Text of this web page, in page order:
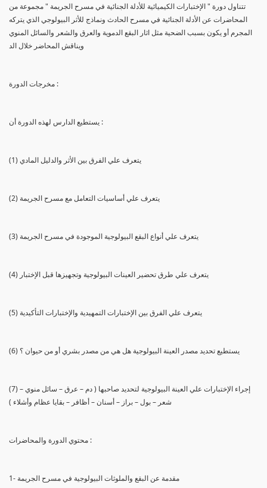
تتناول دورة " الإختبارات الكيميائية للأدلة الجنائية في مسرح الجريمة " مجموعة من
المحاضرات عن الأدلة الجنائية في مسرح الحادث ونماذج للأثر البيولوجي الذي يتركه
المجرم أو يكون بسبب الضحية مثل اثار البقع الدموية والعرق والشعر والسائل المنوي
ويناقش المحاضر خلال الد
مخرجات الدورة :
يستطيع الدارس لهذه الدورة أن :
(1) يتعرف علي الفرق بين الأثر والدليل المادي
(2) يتعرف علي أساسيات التعامل مع مسرح الجريمة
(3) يتعرف علي أنواع البقع البيولوجية الموجودة في مسرح الجريمة
(4) يتعرف علي طرق تحضير العينات البيولوجية وتجهيزها قبل الإختبار
(5) يتعرف علي الفرق بين الإختبارات التمهيدية والإختبارات التأكيدية
(6) يستطيع تحديد مصدر العينة البيولوجية هل هي من مصدر بشري أو من حيوان ؟
(7) إجراء الإختبارات علي العينة البيولوجية لتحديد صاحبها ( دم – عرق – سائل منوي –
شعر – بول – براز – أسنان – أظافر – بقايا عظام وأشلاء )
محتوي الدورة والمحاضرات :
1- مقدمة عن البقع والملوثات البيولوجية في مسرح الجريمة